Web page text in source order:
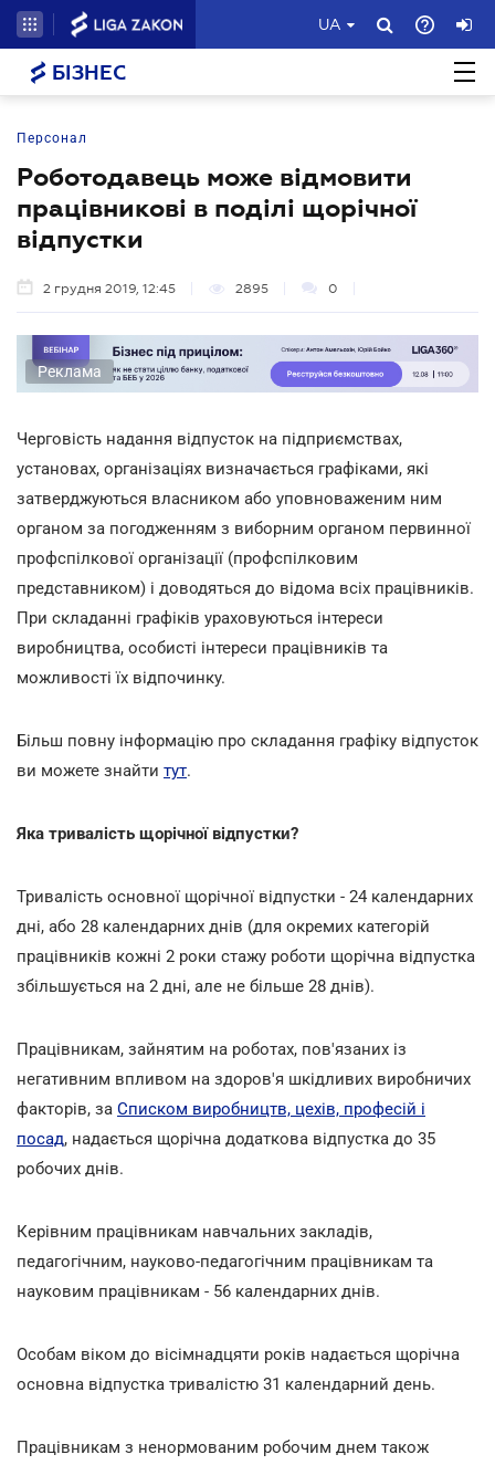
UA
БІЗНЕС
Персонал
Роботодавець може відмовити
працівникові в поділі щорічної
відпустки
2 грудня 2019, 12:45 2895 0
Реклама
Черговість надання відпусток на підприємствах,
установах, організаціях визначається графіками, які
затверджуються власником або уповноваженим ним
органом за погодженням з виборним органом первинної
профспілкової організації (профспілковим
представником) і доводяться до відома всіх працівників.
При складанні графіків ураховуються інтереси
виробництва, особисті інтереси працівників та
можливості їх відпочинку.
Більш повну інформацію про складання графіку відпусток
ви можете знайти тут.
Яка тривалість щорічної відпустки?
Тривалість основної щорічної відпустки - 24 календарних
дні, або 28 календарних днів (для окремих категорій
працівників кожні 2 роки стажу роботи щорічна відпустка
збільшується на 2 дні, але не більше 28 днів).
Працівникам, зайнятим на роботах, пов'язаних із
негативним впливом на здоров'я шкідливих виробничих
факторів, за Списком виробництв, цехів, професій і
посад, надається щорічна додаткова відпустка до 35
робочих днів.
Керівним працівникам навчальних закладів,
педагогічним, науково-педагогічним працівникам та
науковим працівникам - 56 календарних днів.
Особам віком до вісімнадцяти років надається щорічна
основна відпустка тривалістю 31 календарний день.
Працівникам з ненормованим робочим днем також